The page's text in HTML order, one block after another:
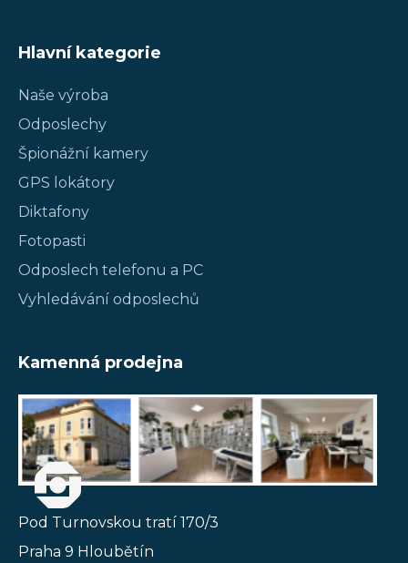
Hlavní kategorie
Naše výroba
Odposlechy
Špionážní kamery
GPS lokátory
Diktafony
Fotopasti
Odposlech telefonu a PC
Vyhledávání odposlechů
Kamenná prodejna
Pod Turnovskou tratí 170/3
Praha 9 Hloubětín